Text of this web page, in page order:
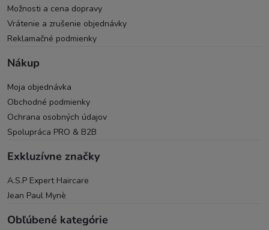
Možnosti a cena dopravy
Vrátenie a zrušenie objednávky
Reklamačné podmienky
Nákup
Moja objednávka
Obchodné podmienky
Ochrana osobných údajov
Spolupráca PRO & B2B
Exkluzívne značky
A.S.P Expert Haircare
Jean Paul Mynè
Obľúbené kategórie